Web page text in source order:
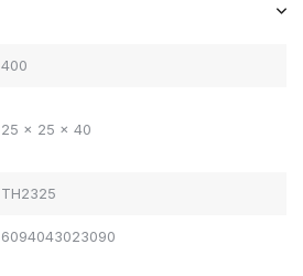
400
25 x 25 x 40
TH2325
6094043023090